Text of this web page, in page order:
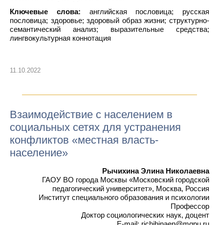
Ключевые слова: английская пословица; русская
пословица; здоровье; здоровый образ жизни; структурно-
семантический анализ; выразительные средства;
лингвокультурная коннотация
11.10.2022
Взаимодействие с населением в
социальных сетях для устранения
конфликтов «местная власть-
население»
Рычихина Элина Николаевна
ГАОУ ВО города Москвы «Московский городской
педагогический университет», Москва, Россия
Институт специального образования и психологии
Профессор
Доктор социологических наук, доцент